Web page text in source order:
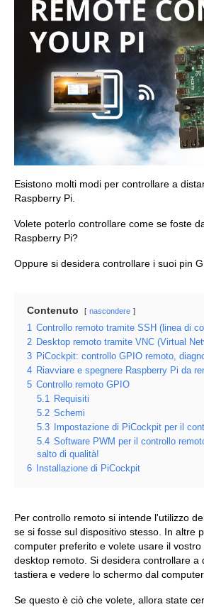
Esistono molti modi per controllare a
Raspberry Pi.
Volete poterlo controllare come se foste
Raspberry Pi?
Oppure si desidera controllare i suoi pin
Contenuto nascondere
1 Controllo remoto tramite SSH (linea di
2 Desktop remoto tramite VNC (Virtual
3 PiCockpit: controllo GPIO remoto,
4 Riavviare e spegnere Raspberry Pi da
5 Controllo remoto GPIO
5.1 Requisiti
5.2 Schemi
5.3
Impostazione di PiCockpit per il
5.4 Software PWM per il controllo
salto di qualità!
6
Installazione di PiCockpit
Per controllo remoto si intende l'utilizzo
se si fosse sul dispositivo stesso. In altre
computer preferito e volete usare il
desktop remoto. Si desidera controllare a
tastiera e vedere lo schermo dal
Se questo è ciò che volete, allora state